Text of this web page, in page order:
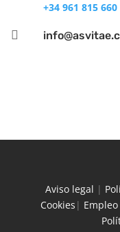
+34 961 815 660

Aviso legal |
Cookies | Empleo